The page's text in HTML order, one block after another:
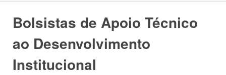
Bolsistas de Apoio Técnico
ao Desenvolvimento
Institucional